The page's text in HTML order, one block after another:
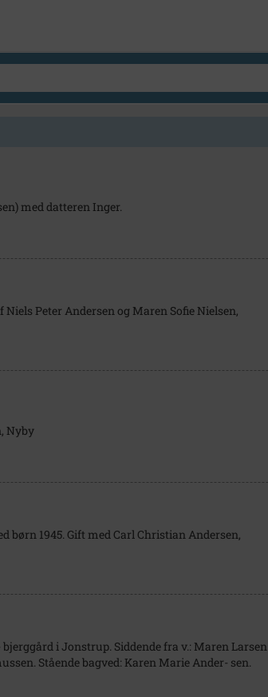
med datteren Inger.
Peter Andersen og Maren Sofie Nielsen,
Nyby
børn 1945. Gift med Carl Christian Andersen,
i Jonstrup. Siddende fra v.: Maren Larsen
Stående bagved: Karen Marie Ander- sen.